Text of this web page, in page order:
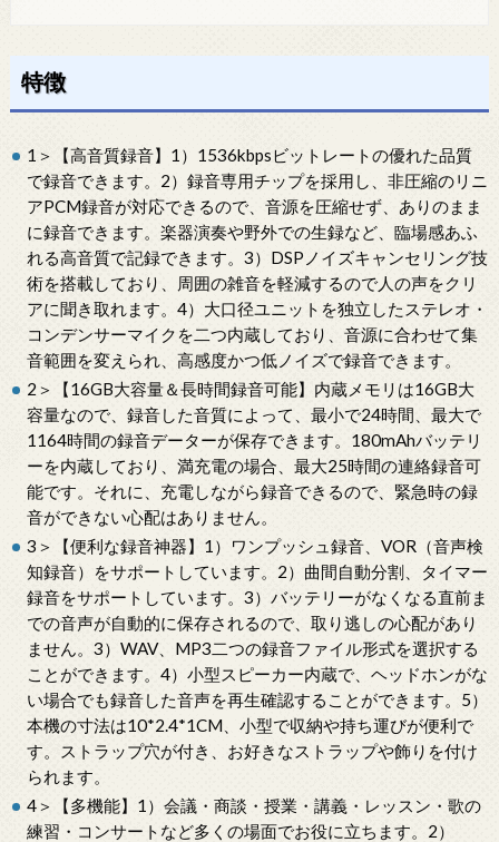
特徴
1＞【高音質録音】1）1536kbpsビットレートの優れた品質
で録音できます。2）録音専用チップを採用し、非圧縮のリニ
アPCM録音が対応できるので、音源を圧縮せず、ありのまま
に録音できます。楽器演奏や野外での生録など、臨場感あふ
れる高音質で記録できます。3）DSPノイズキャンセリング技
術を搭載しており、周囲の雑音を軽減するので人の声をクリ
アに聞き取れます。4）大口径ユニットを独立したステレオ・
コンデンサーマイクを二つ内蔵しており、音源に合わせて集
音範囲を変えられ、高感度かつ低ノイズで録音できます。
2＞【16GB大容量＆長時間録音可能】内蔵メモリは16GB大
容量なので、録音した音質によって、最小で24時間、最大で
1164時間の録音データーが保存できます。180mAhバッテリ
ーを内蔵しており、満充電の場合、最大25時間の連絡録音可
能です。それに、充電しながら録音できるので、緊急時の録
音ができない心配はありません。
3＞【便利な録音神器】1）ワンプッシュ録音、VOR（音声検
知録音）をサポートしています。2）曲間自動分割、タイマー
録音をサポートしています。3）バッテリーがなくなる直前ま
での音声が自動的に保存されるので、取り逃しの心配があり
ません。3）WAV、MP3二つの録音ファイル形式を選択する
ことができます。4）小型スピーカー内蔵で、ヘッドホンがな
い場合でも録音した音声を再生確認することができます。5）
本機の寸法は10*2.4*1CM、小型で収納や持ち運びが便利で
す。ストラップ穴が付き、お好きなストラップや飾りを付け
られます。
4＞【多機能】1）会議・商談・授業・講義・レッスン・歌の
練習・コンサートなど多くの場面でお役に立ちます。2）